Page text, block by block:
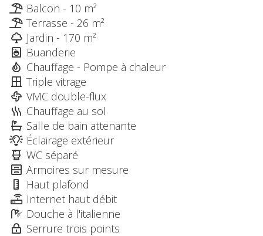
Balcon - 10 m²
Terrasse - 26 m²
Jardin - 170 m²
Buanderie
Chauffage - Pompe à chaleur
Triple vitrage
VMC double-flux
Chauffage au sol
Salle de bain attenante
Éclairage extérieur
WC séparé
Armoires sur mesure
Haut plafond
Internet haut débit
Douche à l'italienne
Serrure trois points